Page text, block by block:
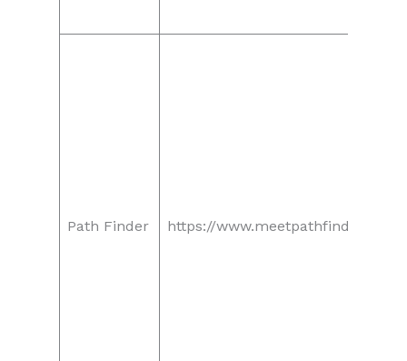
Path Finder https://www.meetpathfinder.com/